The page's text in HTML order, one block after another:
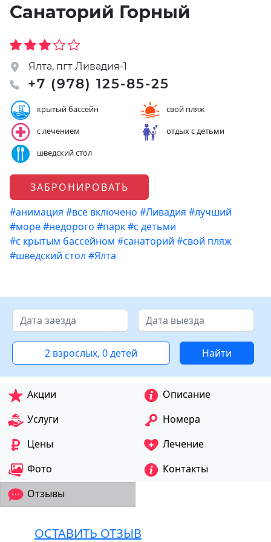
Санаторий Горный
Ялта, пгт Ливадия-1
+7 (978) 125-85-25
крытый бассейн
свой пляж
с лечением
отдых с детьми
шведский стол
ЗАБРОНИРОВАТЬ
#анимация #все включено #Ливадия #лучший
#море#недорого #парк#с детьми
#с крытым бассейном #санаторий #свой пляж
#шведский стол #Ялта
2 взрослых, 0 детей Найти
Акции
Описание
Услуги
Номера
Цены
Лечение
Фото
Контакты
Отзывы
ОСТАВИТЬ ОТЗЫВ